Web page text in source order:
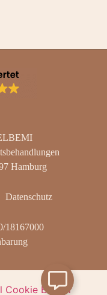
Hamburg
Datenschutz
18167000
Cookie Banner